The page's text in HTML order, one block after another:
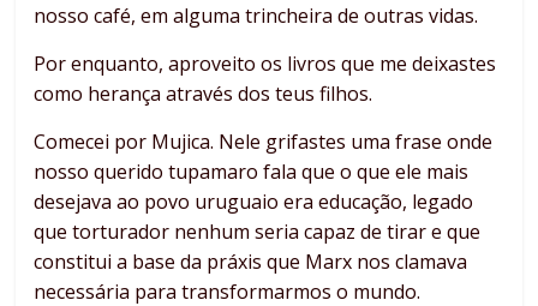
nosso café, em alguma trincheira de outras vidas.
Por enquanto, aproveito os livros que me deixastes
como herança através dos teus filhos.
Comecei por Mujica. Nele grifastes uma frase onde
nosso querido tupamaro fala que o que ele mais
desejava ao povo uruguaio era educação, legado
que torturador nenhum seria capaz de tirar e que
constitui a base da práxis que Marx nos clamava
necessária para transformarmos o mundo.